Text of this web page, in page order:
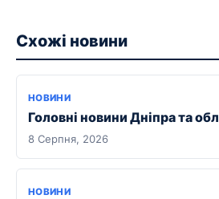
Схожі новини
НОВИНИ
Головні новини Дніпра та
8 Серпня, 2026
НОВИНИ